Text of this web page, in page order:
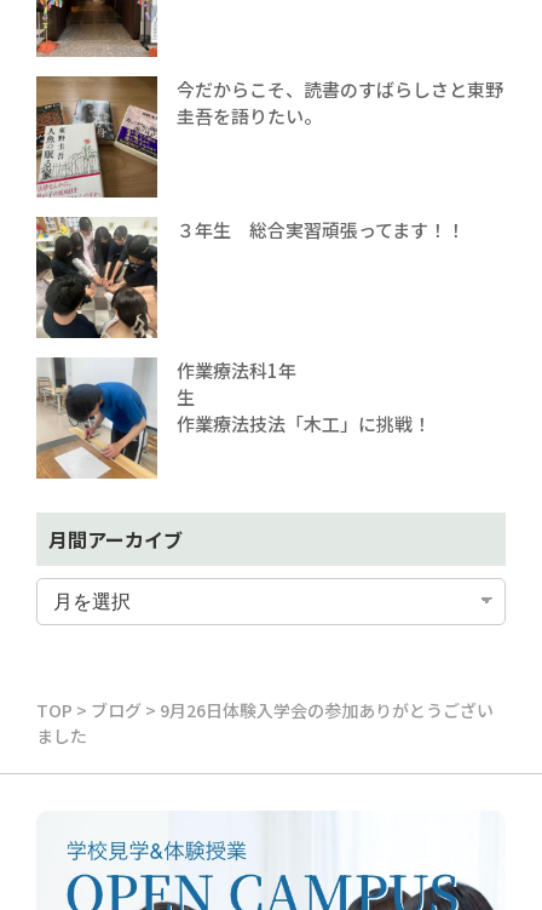
今だからこそ、読書のすばらしさと東野
圭吾を語りたい。
３年生 総合実習頑張ってます！！
作業療法科1年
生
作業療法技法「木工」に挑戦！
月間アーカイブ
TOP > ブログ > 9月26日体験入学会の参加ありがとうござい
ました